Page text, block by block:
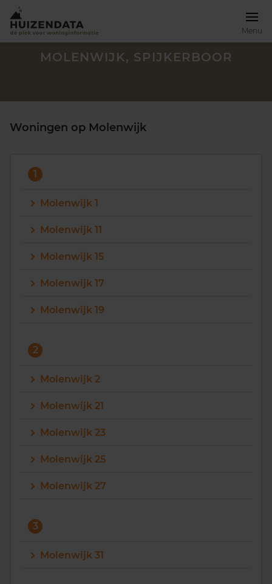
Menu
088 220 4200
MOLENWIJK, SPIJKERBOOR
Woningen op Molenwijk
1
Molenwijk 1
Molenwijk 11
Molenwijk 15
Molenwijk 17
Molenwijk 19
2
Molenwijk 2
Molenwijk 21
Molenwijk 23
Molenwijk 25
Molenwijk 27
3
Molenwijk 31